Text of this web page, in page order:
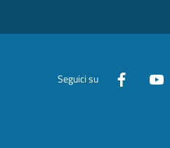
Seguici su